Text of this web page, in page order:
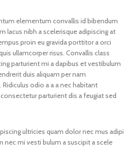
elementum convallis id bibendum
lacus nibh a scelerisque adipiscing at
proin eu gravida porttitor a orci
ullamcorper risus. Convallis class
parturient mi a dapibus et vestibulum
duis aliquam per nam
odio a a a nec habitant
parturient dis a feugiat sed
ultricies quam dolor nec mus adipi
nec mi vesti bulum a suscipit a scele